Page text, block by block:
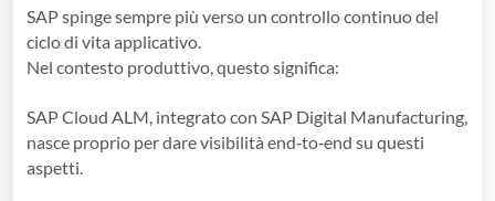
SAP spinge sempre più verso un controllo continuo del
ciclo di vita applicativo.
Nel contesto produttivo, questo significa:
SAP Cloud ALM, integrato con SAP Digital Manufacturing,
nasce proprio per dare visibilità end‑to‑end su questi
aspetti.